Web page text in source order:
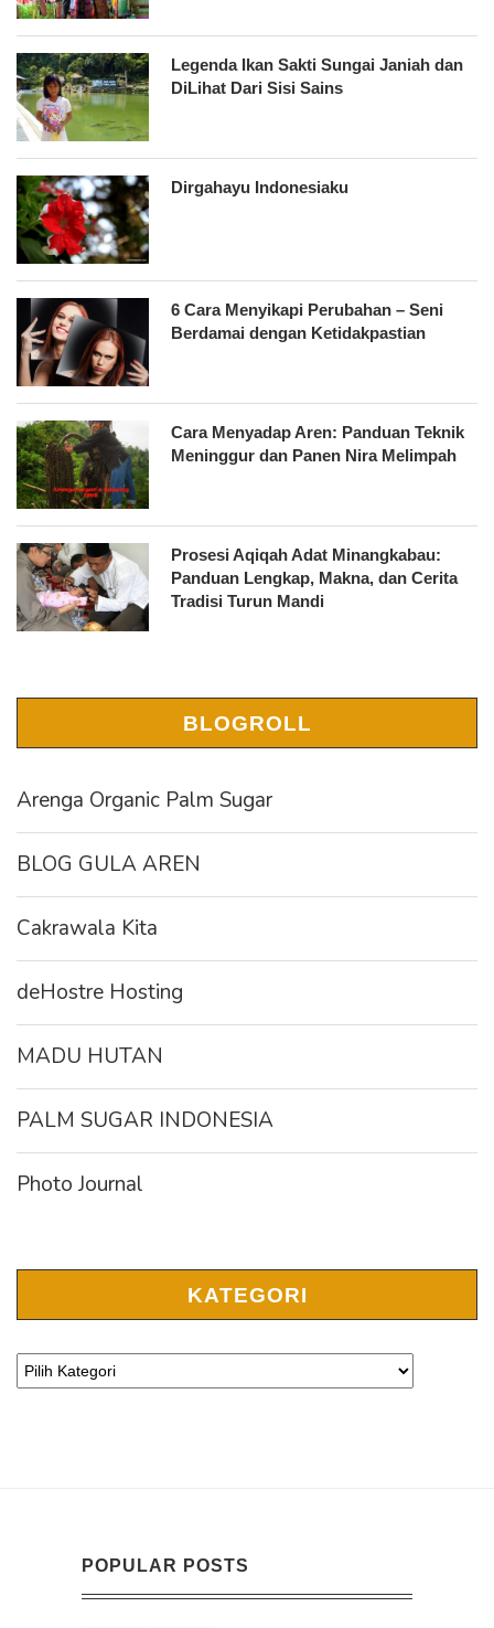
Legenda Ikan Sakti Sungai Janiah dan
DiLihat Dari Sisi Sains
Dirgahayu Indonesiaku
6 Cara Menyikapi Perubahan – Seni
Berdamai dengan Ketidakpastian
Cara Menyadap Aren: Panduan Teknik
Meninggur dan Panen Nira Melimpah
Prosesi Aqiqah Adat Minangkabau:
Panduan Lengkap, Makna, dan Cerita
Tradisi Turun Mandi
BLOGROLL
Arenga Organic Palm Sugar
BLOG GULA AREN
Cakrawala Kita
deHostre Hosting
MADU HUTAN
PALM SUGAR INDONESIA
Photo Journal
KATEGORI
POPULAR POSTS